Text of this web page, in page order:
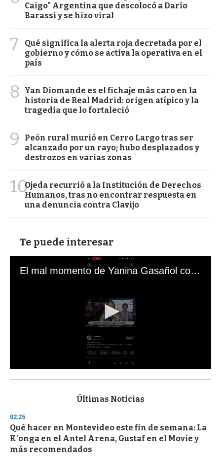
Caigo" Argentina que descolocó a Darío
Barassi y se hizo viral
7
Qué significa la alerta roja decretada por el
gobierno y cómo se activa la operativa en el
país
8
Yan Diomande es el fichaje más caro en la
historia de Real Madrid: origen atípico y la
tragedia que lo fortaleció
9
Peón rural murió en Cerro Largo tras ser
alcanzado por un rayo; hubo desplazados y
destrozos en varias zonas
10Ojeda recurrió a la Institución de Derechos
Humanos, tras no encontrar respuesta en
una denuncia contra Clavijo
Te puede interesar
El mal momento de Yanina Gasañol con un hincha argentino en "Subrayado"
s
d
s
o
f
3
Últimas Noticias
02:25
Qué hacer en Montevideo este fin de semana: La
K'onga en el Antel Arena, Gustaf en el Movie y
más recomendados